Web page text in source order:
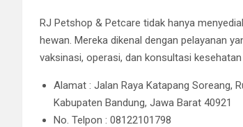
RJ Petshop & Petcare tidak hanya
hewan. Mereka dikenal dengan pelayanan
vaksinasi, operasi, dan konsultasi kesehatan
Alamat : Jalan Raya Katapang Soreang,
Kabupaten Bandung, Jawa Barat 40921
No. Telpon : 08122101798